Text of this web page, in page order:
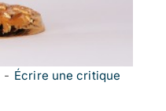
- Écrire une critique